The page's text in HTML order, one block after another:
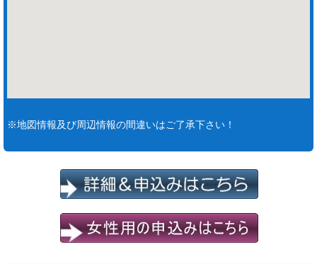
※地図情報及び周辺情報の間違いはご了承下さい！